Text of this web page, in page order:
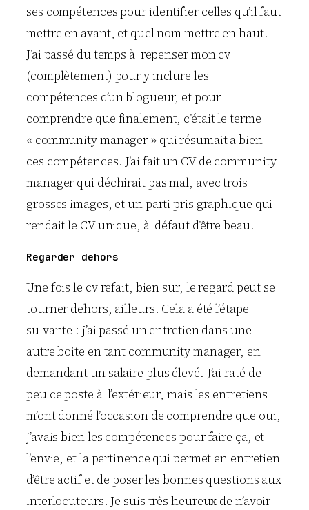
ses compétences pour identifier celles qu’il faut
mettre en avant, et quel nom mettre en haut.
J’ai passé du temps à repenser mon cv
(complètement) pour y inclure les
compétences d’un blogueur, et pour
comprendre que finalement, c’était le terme
« community manager » qui résumait a bien
ces compétences. J’ai fait un CV de community
manager qui déchirait pas mal, avec trois
grosses images, et un parti pris graphique qui
rendait le CV unique, à défaut d’être beau.
Regarder dehors
Une fois le cv refait, bien sur, le regard peut se
tourner dehors, ailleurs. Cela a été l’étape
suivante : j’ai passé un entretien dans une
autre boite en tant community manager, en
demandant un salaire plus élevé. J’ai raté de
peu ce poste à l’extérieur, mais les entretiens
m’ont donné l’occasion de comprendre que oui,
j’avais bien les compétences pour faire ça, et
l’envie, et la pertinence qui permet en entretien
d’être actif et de poser les bonnes questions aux
interlocuteurs. Je suis très heureux de n’avoir